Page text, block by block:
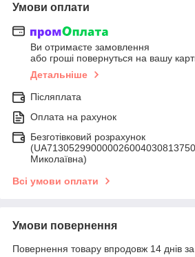
Умови оплати
Ви отримаєте замовлення
або гроші повернуться на вашу
Детальніше
Післяплата
Оплата на рахунок
Безготівковий розрахунок
Миколаївна)
Всі умови оплати
Умови повернення
Повернення товару впродовж 14 днів